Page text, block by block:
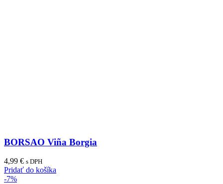
BORSAO Viña Borgia
4,99 € s DPH
Pridať do košíka
-7%